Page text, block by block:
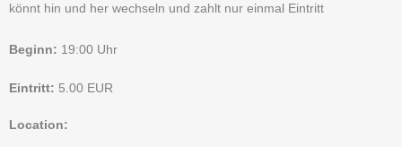
könnt hin und her wechseln und zahlt nur einmal Eintritt
Beginn: 19:00 Uhr
Eintritt: 5.00 EUR
Location: